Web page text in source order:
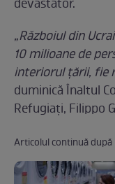
devastator.
„Războiul din
10 milioane de
interiorul ţării, fie
duminică Înaltul
Refugiaţi, Filippo
Articolul continuă